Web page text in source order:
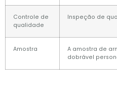
Controle de
qualidade
Inspeção de
Amostra
A amostra de
dobrável